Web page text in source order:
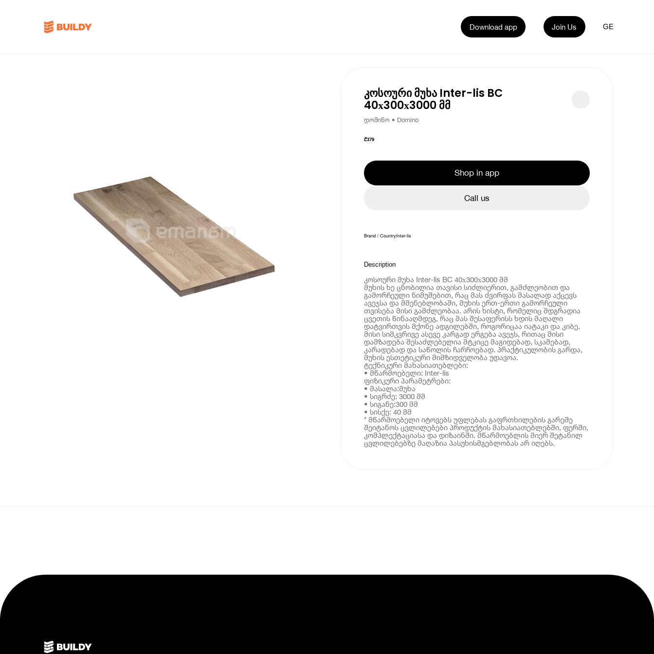
Download app Join Us GE
კოსოური მუხა Inter-lis BC
40х300х3000 მმ
დომინო • Domino
₾379
Shop in app
Call us
Brand / CountryInter-lis
Description
კოსოური მუხა Inter-lis BC 40х300х3000 მმ
მუხის ხე ცნობილია თავისი სიძლიერით, გამძლეობით და
გამორჩეული ნიმუშებით, რაც მას ძვირფას მასალად აქცევს
ავეჯსა და მშენებლობაში, მუხის ერთ-ერთი გამორჩეული
თვისება მისი გამძლეობაა. არის ხისტი, რომელიც მდგრადია
ცვეთის წინააღმდეგ, რაც მას შესაფერისს ხდის მაღალი
დატვირთვის მქონე ადგილებში, როგორიცაა იატაკი და კიბე.
მისი სიმკვრივე ასევე კარგად ერგება ავეჯს, რითაც მისი
დამზადება შესაძლებელია მტკიცე მაგიდებად, სკამებად,
კარადებად და საწოლის ჩარჩოებად. პრაქტიკულობის გარდა,
მუხის ესთეტიკური მიმზიდველობა უდავოა.
ტექნიკური მახასიათებლები:
• მწარმოებელი: Inter-lis
ფიზიკური პარამეტრები:
• მასალა:მუხა
• სიგრძე: 3000 მმ
• სიგანე:300 მმ
• სისქე: 40 მმ
* მწარმოებელი იტოვებს უფლებას გაფრთხილების გარეშე
შეიტანოს ცვლილებები პროდუქტის მახასიათებლებში, ფერში,
კომპლექტაციასა და დიზაინში. მწარმოებლის მიერ შეტანილ
ცვლილებებზე მაღაზია პასუხისმგებლობას არ იღებს.